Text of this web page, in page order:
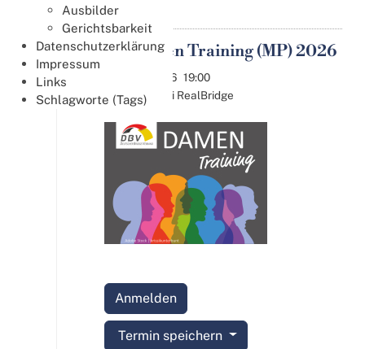
Ausbilder
Gerichtsbarkeit
Datenschutzerklärung
Impressum
Links
Schlagworte (Tags)
10
Dez.
12. Damen Training (MP) 2026
10.12.2026 19:00
Online bei RealBridge
Anmelden
Termin speichern